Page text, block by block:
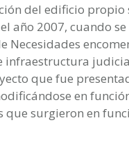
del edificio propio
año 2007, cuando
Necesidades
infraestructura
que fue
en
que surgieron en